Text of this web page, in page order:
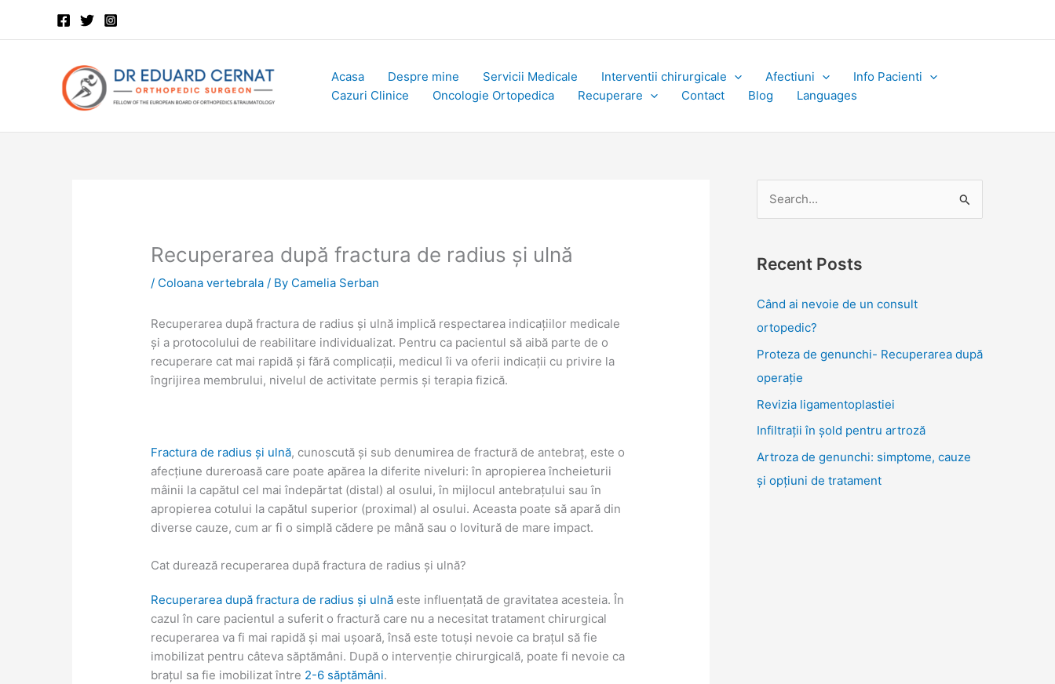
Acasa Despre mine Servicii Medicale Interventii chirurgicale Afectiuni
Info Pacienti
Cazuri Clinice
Oncologie Ortopedica Recuperare Contact Blog Languages
Recuperarea după fractura de radius și ulnă
/ Coloana vertebrala / By Camelia Serban
Recuperarea după fractura de radius și ulnă implică respectarea indicațiilor medicale
și a protocolului de reabilitare individualizat. Pentru ca pacientul să aibă parte de o
recuperare cat mai rapidă și fără complicații, medicul îi va oferii indicații cu privire la
îngrijirea membrului, nivelul de activitate permis și terapia fizică.
Fractura de radius și ulnă, cunoscută și sub denumirea de fractură de antebraț, este o
afecțiune dureroasă care poate apărea la diferite niveluri: în apropierea încheieturii
mâinii la capătul cel mai îndepărtat (distal) al osului, în mijlocul antebrațului sau în
apropierea cotului la capătul superior (proximal) al osului. Aceasta poate să apară din
diverse cauze, cum ar fi o simplă cădere pe mână sau o lovitură de mare impact.
Cat durează recuperarea după fractura de radius și ulnă?
Recuperarea după fractura de radius și ulnă este influențată de gravitatea acesteia. În
cazul în care pacientul a suferit o fractură care nu a necesitat tratament chirurgical
recuperarea va fi mai rapidă și mai ușoară, însă este totuși nevoie ca brațul să fie
imobilizat pentru câteva săptămâni. După o intervenție chirurgicală, poate fi nevoie ca
brațul sa fie imobilizat între 2-6 săptămâni.
r
c
:
Recent Posts
Când ai nevoie de un consult
ortopedic?
Proteza de genunchi- Recuperarea după
operație
Revizia ligamentoplastiei
Infiltrații în șold pentru artroză
Artroza de genunchi: simptome, cauze
și opțiuni de tratament